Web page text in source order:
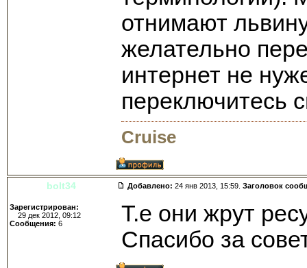
отнимают
желательно
интернет не
переключитесь
Cruise
bolt34 Добавлено: 24 янв 2013, 15:59. Заголовок
Зарегистрирован:
29 дек 2012, 09:12
Сообщения: 6
Т.е они жрут
Спасибо за